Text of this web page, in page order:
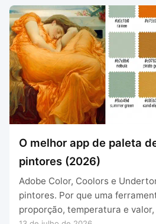
O melhor app de paleta
pintores (2026)
Adobe Color, Coolors e
pintores. Por que uma
proporção, temperatura e